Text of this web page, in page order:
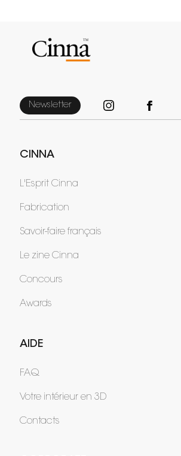
Newsletter
CINNA
L'Esprit Cinna
Fabrication
Savoir-faire français
Le zine Cinna
Concours
Awards
AIDE
FAQ
Votre intérieur en 3D
Contacts